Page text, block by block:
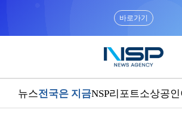
바로가기
뉴스전국은 지금NSP리포트소상공인